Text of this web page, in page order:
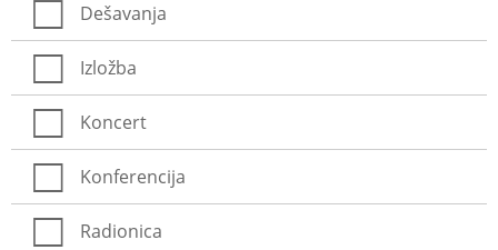
Dešavanja
Izložba
Koncert
Konferencija
Radionica